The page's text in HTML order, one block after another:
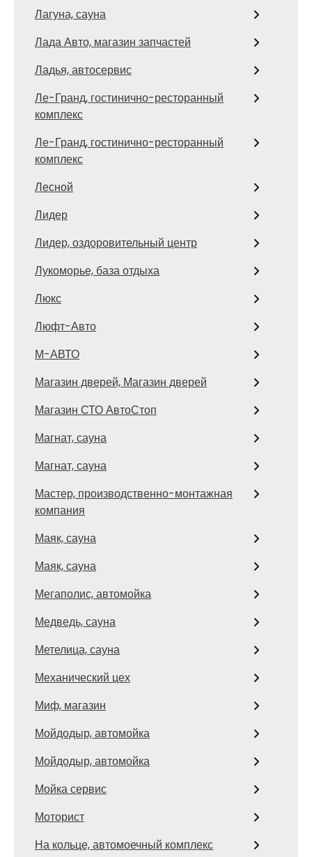
Лагуна, сауна
Лада Авто, магазин запчастей
Ладья, автосервис
Ле-Гранд, гостинично-ресторанный
комплекс
Ле-Гранд, гостинично-ресторанный
комплекс
Лесной
Лидер
Лидер, оздоровительный центр
Лукоморье, база отдыха
Люкс
Люфт-Авто
М-АВТО
Магазин дверей, Магазин дверей
Магазин СТО АвтоСтоп
Магнат, сауна
Магнат, сауна
Мастер, производственно-монтажная
компания
Маяк, сауна
Маяк, сауна
Мегаполис, автомойка
Медведь, сауна
Метелица, сауна
Механический цех
Миф, магазин
Мойдодыр, автомойка
Мойдодыр, автомойка
Мойка сервис
Моторист
На кольце, автомоечный комплекс